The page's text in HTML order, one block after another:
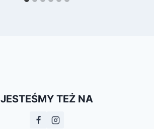
JESTEŚMY TEŻ NA